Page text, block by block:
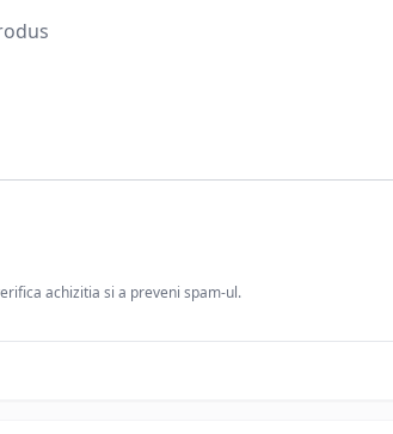
achizitia si a preveni spam-ul.